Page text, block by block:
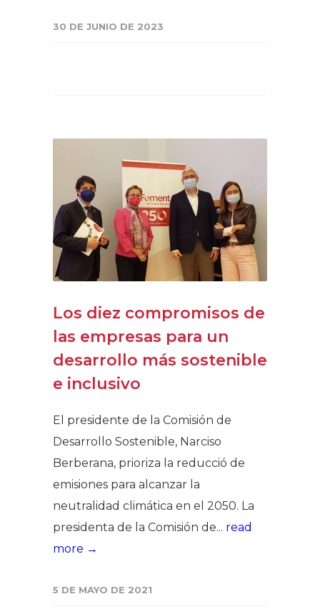
30 DE JUNIO DE 2023
Los diez compromisos de
las empresas para un
desarrollo más sostenible
e inclusivo
El presidente de la Comisión de
Desarrollo Sostenible, Narciso
Berberana, prioriza la reducció de
emisiones para alcanzar la
neutralidad climática en el 2050. La
presidenta de la Comisión de... read
more →
5 DE MAYO DE 2021